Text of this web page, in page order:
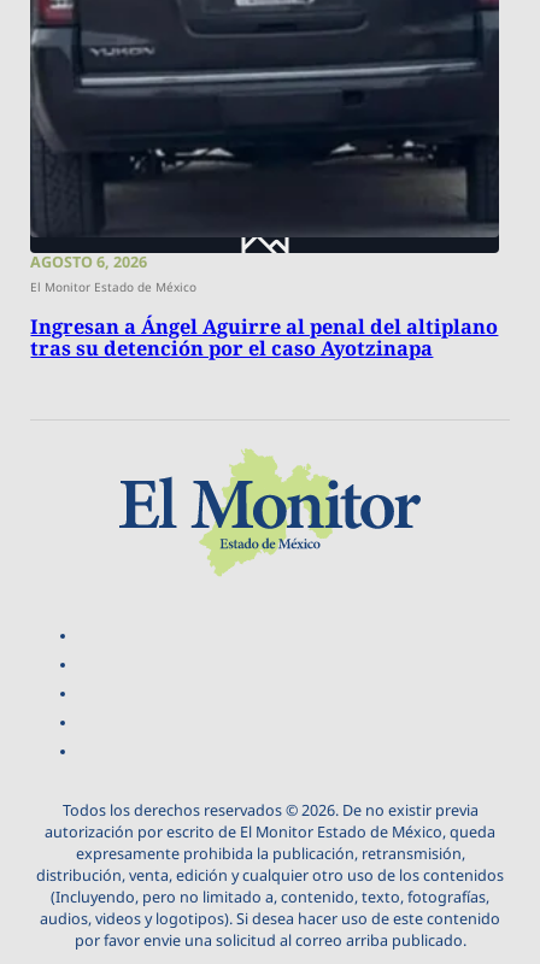
AGOSTO 6, 2026
El Monitor Estado de México
Ingresan a Ángel Aguirre al penal del altiplano
tras su detención por el caso Ayotzinapa
Todos los derechos reservados © 2026. De no existir previa
autorización por escrito de El Monitor Estado de México, queda
expresamente prohibida la publicación, retransmisión,
distribución, venta, edición y cualquier otro uso de los contenidos
(Incluyendo, pero no limitado a, contenido, texto, fotografías,
audios, videos y logotipos). Si desea hacer uso de este contenido
por favor envie una solicitud al correo arriba publicado.